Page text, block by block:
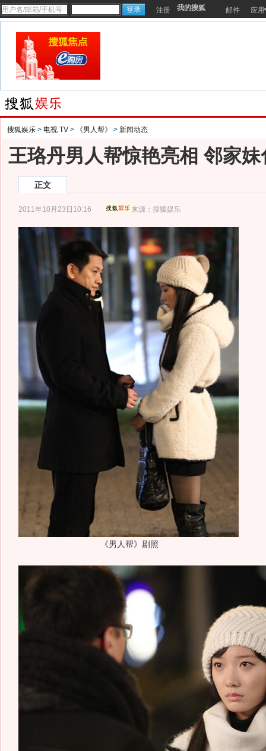
注册 我的搜狐 邮件 应用
搜狐娱乐 > 电视 TV > 《男人帮》 > 新闻动态
王珞丹男人帮惊艳亮相 邻家
正文
2011年10月23日10:16 来源：搜狐娱乐
《男人帮》剧照